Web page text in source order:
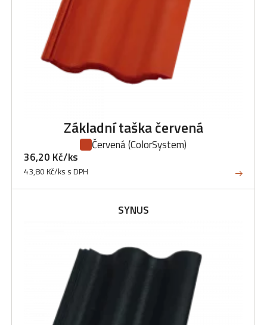
Základní taška červená
Červená(ColorSystem)
36,20 Kč/ks
43,80 Kč/ks s DPH
SYNUS